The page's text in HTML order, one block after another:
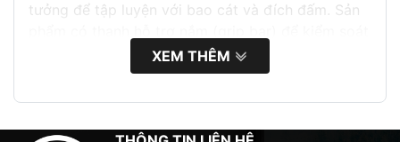
tưởng để tập luyện với bao cát và đích đấm. Sản
tốt hơn và chống sốc, cùng với thanh hỗ trợ ngón
tay bên trong để cải thiện độ bám. Nhiều võ sĩ
XEM THÊM